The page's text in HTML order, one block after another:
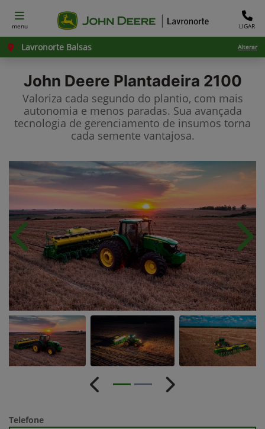
menu LIGAR
Lavronorte Balsas Alterar
John Deere Plantadeira 2100
Valoriza cada segundo do plantio, com mais
autonomia e menos paradas. Sua avançada
tecnologia de gerenciamento de insumos torna
cada semente vantajosa.
Anterior
Anterior Próximo
Telefone